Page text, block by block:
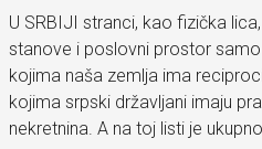
U SRBIJI stranci, kao fizička
stanove i poslovni prostor
kojima naša zemlja ima
kojima srpski državljani imaju
nekretnina. A na toj listi je